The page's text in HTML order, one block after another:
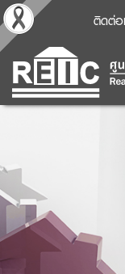
ติดต่อ